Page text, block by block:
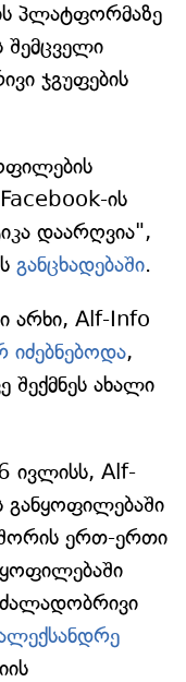
პლატფორმაზე
შემცველი
ჯგუფების
ის
დაარღვია",
განცხადებაში.
არხი, Alf-Info
იძებნებოდა,
შექმნეს ახალი
ივლისს, Alf-
ერთ-ერთი
ძალადობრივი